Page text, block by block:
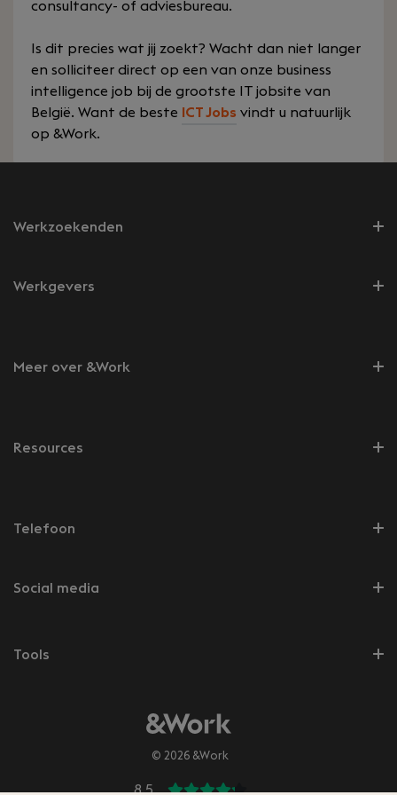
consultancy- of adviesbureau.
Is dit precies wat jij zoekt? Wacht dan niet langer
en solliciteer direct op een van onze business
intelligence job bij de grootste IT jobsite van
België. Want de beste
ICT Jobs vindt u natuurlijk
op &Work.
Werkzoekenden
Werkgevers
Meer over &Work
Resources
Telefoon
Social media
Tools
© 2026 &Work
8.5